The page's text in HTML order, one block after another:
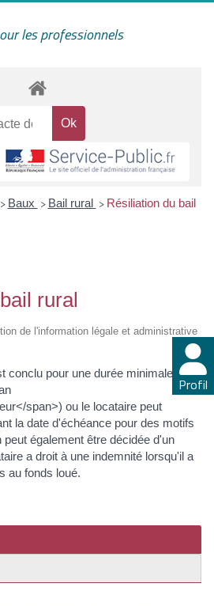
Profil
les professionnels
> Baux > Bail rural > Résiliation du bail
rural
de l'information légale et administrative
conclu pour une durée minimale de 9
span>) ou le locataire peut
la date d'échéance pour des motifs
également être décidée d'un
a droit à une indemnité lorsqu'il a
au fonds loué.